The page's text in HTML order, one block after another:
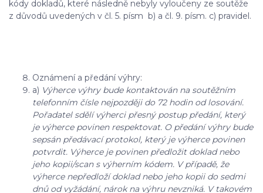
kódy dokladů, které následně nebyly vyloučeny ze soutěže
z důvodů uvedených v čl. 5. písm b) a čl. 9. písm. c) pravidel.
Oznámení a předání výhry:
a) Výherce výhry bude kontaktován na soutěžním
telefonním čísle nejpozději do 72 hodin od losování.
Pořadatel sdělí výherci přesný postup předání, který
je výherce povinen respektovat. O předání výhry bude
sepsán předávací protokol, který je výherce povinen
potvrdit. Výherce je povinen předložit doklad nebo
jeho kopii/scan s výherním kódem. V případě, že
výherce nepředloží doklad nebo jeho kopii do sedmi
dnů od vyžádání, nárok na výhru nevzniká. V takovém